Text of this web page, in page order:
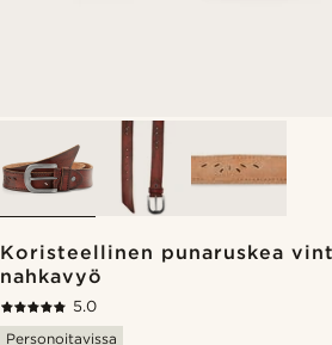
Koristeellinen punaruskea
nahkavyö
5.0
Personoitavissa